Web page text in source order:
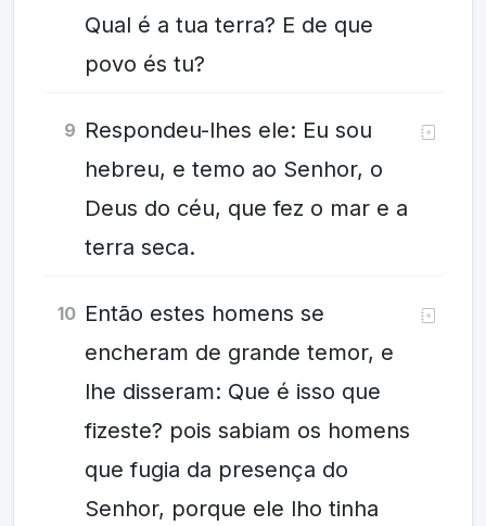
Qual é a tua terra? E de que
povo és tu?
9 Respondeu-lhes ele: Eu sou
hebreu, e temo ao Senhor, o
Deus do céu, que fez o mar e a
terra seca.
10 Então estes homens se
encheram de grande temor, e
lhe disseram: Que é isso que
fizeste? pois sabiam os homens
que fugia da presença do
Senhor, porque ele lho tinha